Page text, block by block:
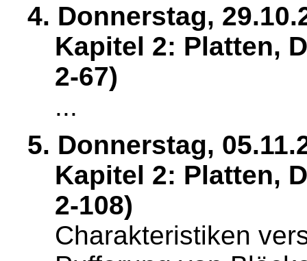
4. Donnerstag,
Kapitel 2: Platten,
2-67)
...
5. Donnerstag,
Kapitel 2: Platten,
2-108)
Charakteristiken